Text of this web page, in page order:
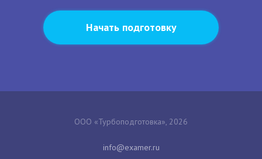
Начать подготовку
ООО «Турбоподготовка», 2026